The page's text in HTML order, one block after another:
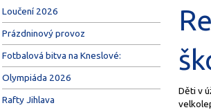
Loučení 2026
Prázdninový provoz
Fotbalová bitva na Kneslové:
Olympiáda 2026
Rafty Jihlava
Děti v